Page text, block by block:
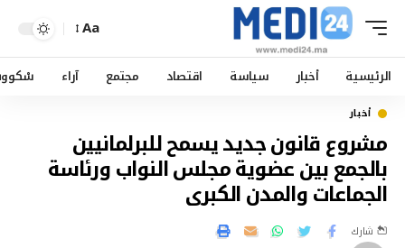
Aa
الرئيسية أخبار سياسة اقتصاد مجتمع آراء
أخبار
مشروع قانون جديد يسمح للبرلمانيين
بالجمع بين عضوية مجلس النواب ورئاسة
الجماعات والمدن الكبرى
شارك